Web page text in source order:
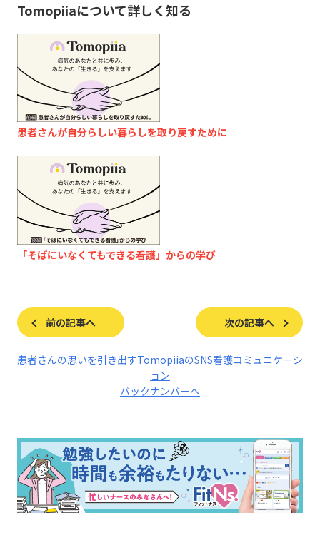
Tomopiiaについて詳しく知る
患者さんが自分らしい暮らしを取り戻すために
「そばにいなくてもできる看護」からの学び
前の記事へ 次の記事へ
患者さんの思いを引き出すTomopiiaのSNS看護コミュニケーシ
ョン
バックナンバーへ